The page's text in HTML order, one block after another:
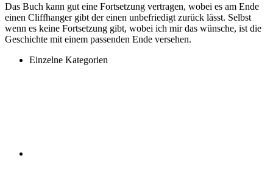
Das Buch kann gut eine Fortsetzung vertragen, wobei es am Ende
einen Cliffhanger gibt der einen unbefriedigt zurück lässt. Selbst
wenn es keine Fortsetzung gibt, wobei ich mir das wünsche, ist die
Geschichte mit einem passenden Ende versehen.
Einzelne Kategorien